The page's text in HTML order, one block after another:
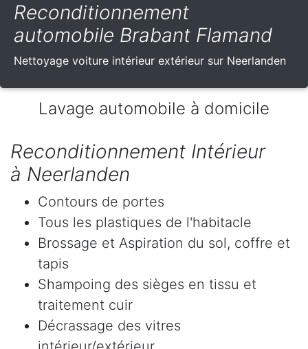
Reconditionnement
automobile Brabant Flamand
Nettoyage voiture intérieur extérieur sur Neerlanden
Lavage automobile à domicile
Reconditionnement Intérieur
à Neerlanden
Contours de portes
Tous les plastiques de l'habitacle
Brossage et Aspiration du sol, coffre et
tapis
Shampoing des sièges en tissu et
traitement cuir
Décrassage des vitres